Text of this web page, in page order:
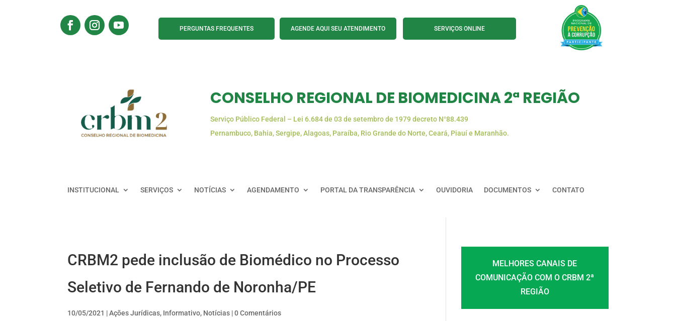
PERGUNTAS FREQUENTES AGENDE AQUI SEU ATENDIMENTO SERVIÇOS ONLINE
CONSELHO REGIONAL DE BIOMEDICINA 2ª REGIÃO
Serviço Público Federal – Lei 6.684 de 03 de setembro de 1979 decreto N°88.439
Pernambuco, Bahia, Sergipe, Alagoas, Paraíba, Rio Grande do Norte, Ceará, Piauí e Maranhão.
INSTITUCIONAL SERVIÇOS NOTÍCIAS AGENDAMENTO PORTAL DA TRANSPARÊNCIA OUVIDORIA DOCUMENTOS CONTATO
CRBM2 pede inclusão de Biomédico no Processo
Seletivo de Fernando de Noronha/PE
10/05/2021 |Ações Jurídicas, Informativo, Notícias |0 Comentários
MELHORES CANAIS DE
COMUNICAÇÃO COM O CRBM 2ª
REGIÃO